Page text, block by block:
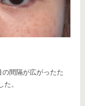
間隔が広がったた
。